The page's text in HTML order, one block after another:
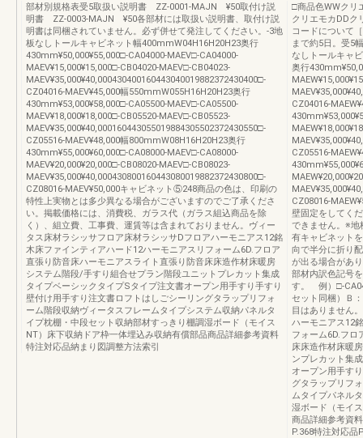
部材別規格表受5取扱い説明書 ZZ-0001-MAJN ¥50取付け説
明書 ZZ-0003-MAJN ¥50各部材には取扱い説明書、取付け説
明書は同梱されていません。必ず併せて発注してください。-3地
板なしトールキャビネット幅400mmW04H16H20H23奥行
430mm¥50,000¥55,000□-CA04000-MAEV□-CA04000-
MAEV¥15,000¥15,000□-CB04020-MAEV□-CB04023-
MAEV¥35,000¥40,000430400160443040019882372430400□-
CZ04016-MAEV¥45,000幅550mmW055H16H20H23奥行
430mm¥53,000¥58,000□-CA05500-MAEV□-CA05500-
MAEV¥18,000¥18,000□-CB05520-MAEV□-CB05523-
MAEV¥35,000¥40,000160443055019884305502372430550□-
CZ05516-MAEV¥48,000幅800mmW08H16H20H23奥行
430mm¥55,000¥60,000□-CA08000-MAEV□-CA08000-
MAEV¥20,000¥20,000□-CB08020-MAEV□-CB08023-
MAEV¥35,000¥40,000430800160443080019882372430800□-
CZ08016-MAEV¥50,000キャビネット⑤248商品の色は、印刷の
特性上実物とは多少異なる場合がございますのでご了承くださ
い。掲載価格には、消費税、ガラス代（ガラス組込商品を除
く）、組立費、工事費、運賃等は含まれておりません。ヴィー
タス床材ラシッサフロア床材ラシッサDフロアハーモニアス12銘
木床ファインティアハード12ハーモニアスリフォーム6D.フロア
直張り防音床ハーモニアスライト直張り防音床床造作材床暖房
システム階段/手すり組合せプラン階段ユニットプレカット集成
タイプベーシックタイプSタイプ注文書オープン用手すり手すり
壁付け用手すり注文書ロフトはしごシーリングタラップリフォ
ーム階段収納ヴィータスフレームタイプシステム収納パネルタ
イプ枕棚・中段セット収納部材すっきり棚調湿ボード（モイス
NT）床下収納ドア枠一体埋込み収納有償部品商品詳細参考資料
特注対応品納まり図調整方法索引
□商品色WWクリ
クリエモカDDク
コードについて
まで約5日。受5
なしトールキャ
奥行
CZ04016-
CZ05516-
CZ08016-
壁固定をしてく
できません。※地
有キャビネット
向で半分に折り
が出る場合があ
部材内訳色記号
す。 例）□-
セット同梱）Ｂ
目はありません
ハーモニアス12
フォーム6D.フロ
床床造作材床暖
ンプレカット集
オープン用手す
グタラップリフ
ムタイプパネル
湿ボード（モイ
商品詳細参考資
P.368特注対応品